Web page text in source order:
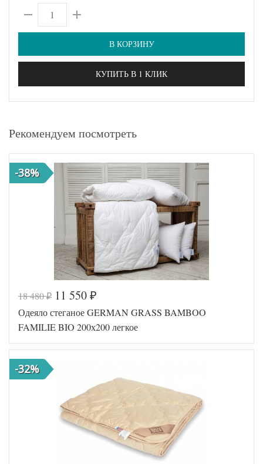
В КОРЗИНУ
КУПИТЬ В 1 КЛИК
Рекомендуем посмотреть
-38%
18 480₽ 11 550 ₽
Одеяло стеганое GERMAN GRASS BAMBOO
FAMILIE BIO 200х200 легкое
-32%